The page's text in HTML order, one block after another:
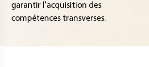
garantir l'acquisition des
compétences transverses.